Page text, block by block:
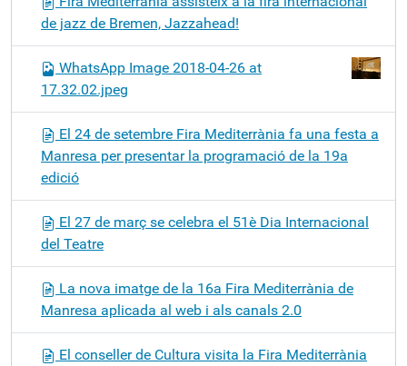
de jazz de Bremen, Jazzahead!
WhatsApp Image 2018-04-26 at
17.32.02.jpeg
El 24 de setembre Fira Mediterrània fa una festa a
Manresa per presentar la programació de la 19a
edició
El 27 de març se celebra el 51è Dia Internacional
del Teatre
La nova imatge de la 16a Fira Mediterrània de
Manresa aplicada al web i als canals 2.0
El conseller de Cultura visita la Fira Mediterrània